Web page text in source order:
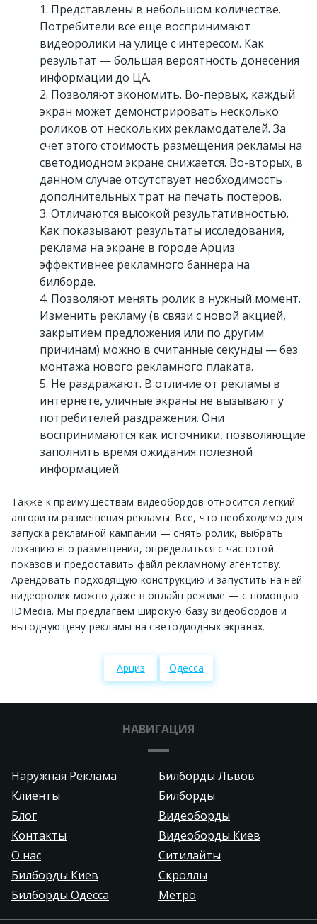
Представлены в небольшом количестве.
Потребители все еще воспринимают
видеоролики на улице с интересом. Как
результат — большая вероятность донесения
информации до ЦА.
Позволяют экономить. Во-первых, каждый
экран может демонстрировать несколько
роликов от нескольких рекламодателей. За
счет этого стоимость размещения рекламы на
светодиодном экране снижается. Во-вторых, в
данном случае отсутствует необходимость
дополнительных трат на печать постеров.
Отличаются высокой результативностью.
Как показывают результаты исследования,
реклама на экране в городе Арциз
эффективнее рекламного баннера на
билборде.
Позволяют менять ролик в нужный момент.
Изменить рекламу (в связи с новой акцией,
закрытием предложения или по другим
причинам) можно в считанные секунды — без
монтажа нового рекламного плаката.
Не раздражают. В отличие от рекламы в
интернете, уличные экраны не вызывают у
потребителей раздражения. Они
воспринимаются как источники, позволяющие
заполнить время ожидания полезной
информацией.
Также к преимуществам видеобордов относится легкий
алгоритм размещения рекламы. Все, что необходимо для
запуска рекламной кампании — снять ролик, выбрать
локацию его размещения, определиться с частотой
показов и предоставить файл рекламному агентству.
Арендовать подходящую конструкцию и запустить на ней
видеоролик можно даже в онлайн режиме — с помощью
IDMedia. Мы предлагаем широкую базу видеобордов и
выгодную цену рекламы на светодиодных экранах.
Арциз Одесса
НАВИГАЦИЯ
Наружная Реклама
Билборды Львов
Клиенты
Билборды
Блог
Видеоборды
Контакты
Видеоборды Киев
О нас
Ситилайты
Билборды Киев
Скроллы
Билборды Одесса
Метро